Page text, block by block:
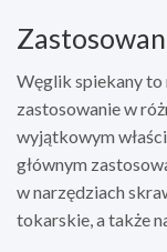
Węglik spiekany to
zastosowanie w
wyjątkowym
głównym
w narzędziach
tokarskie, a także